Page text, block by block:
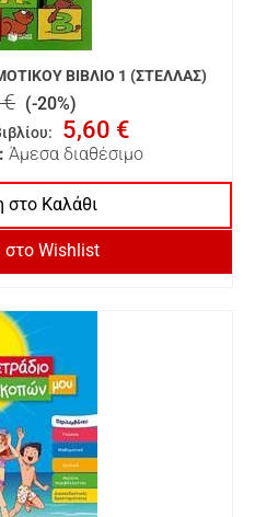
ΒΙΒΛΙΟ 1 (ΣΤΕΛΛΑΣ)
(-20%)
: 5,60 €
Άμεσα διαθέσιμο
στο Καλάθι
στο Wishlist